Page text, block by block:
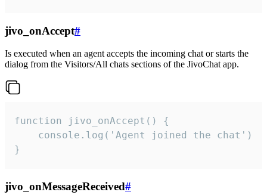
jivo_onAccept#
Is executed when an agent accepts the incoming chat or starts the
dialog from the Visitors/All chats sections of the JivoChat app.
function jivo_onAccept() {
}
jivo_onMessageReceived#